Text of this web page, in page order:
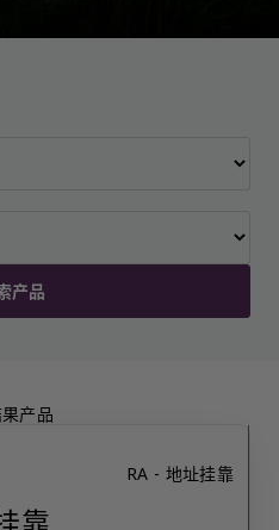
产品
产品
RA - 地址挂靠